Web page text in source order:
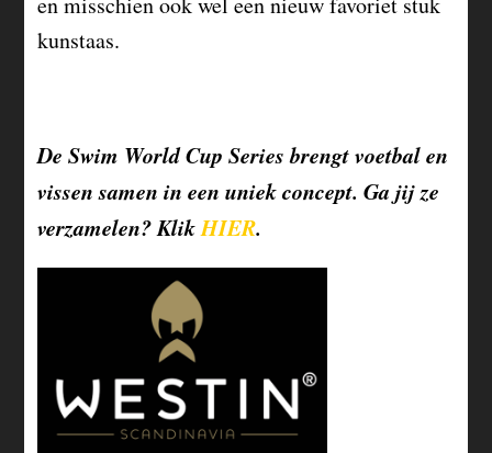
kunstaas.
De Swim World Cup Series brengt voetbal en
vissen samen in een uniek concept. Ga jij ze
verzamelen? KlikHIER.